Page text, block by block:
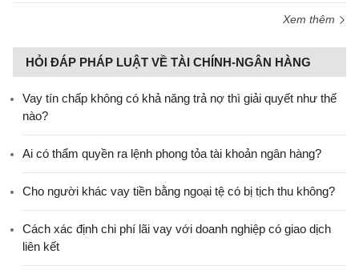
Xem thêm
HỎI ĐÁP PHÁP LUẬT VỀ TÀI CHÍNH-NGÂN HÀNG
Vay tín chấp không có khả năng trả nợ thì giải quyết như thế
nào?
Ai có thẩm quyền ra lệnh phong tỏa tài khoản ngân hàng?
Cho người khác vay tiền bằng ngoại tệ có bị tịch thu không?
Cách xác định chi phí lãi vay với doanh nghiệp có giao dịch
liên kết